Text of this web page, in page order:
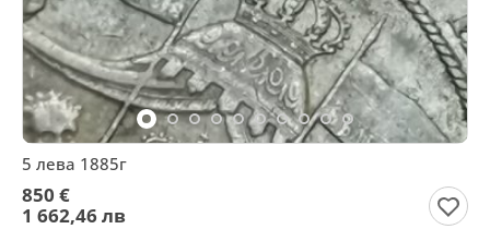
5 лева 1885г
850 €
1 662,46 лв